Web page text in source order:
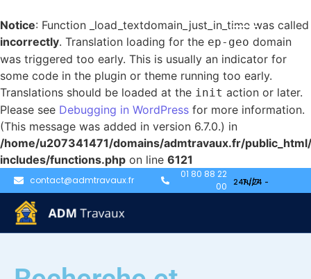
Notice: Function _load_textdomain_just_in_time was called
incorrectly. Translation loading for the ep-geo domain
was triggered too early. This is usually an indicator for
some code in the plugin or theme running too early.
Translations should be loaded at the init action or later.
Please see Debugging in WordPress for more information.
(This message was added in version 6.7.0.) in
/home/u207341471/domains/admtravaux.fr/
includes/functions.php on line 6121
contact@admtravaux.fr
01 80 88 22
00